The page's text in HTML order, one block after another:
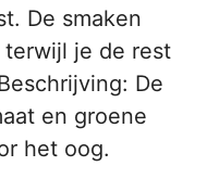
De smaken
je de rest
De
en groene
het oog.